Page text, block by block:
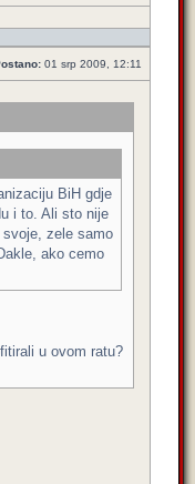
01 srp 2009, 12:11
BiH gdje
i to. Ali sto nije
zele samo
ako cemo
u ovom ratu?